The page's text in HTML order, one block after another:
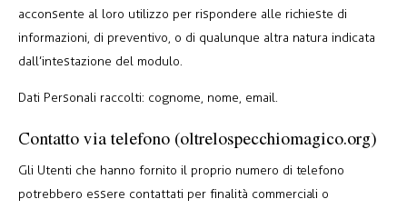
acconsente al loro utilizzo per rispondere alle richieste di
informazioni, di preventivo, o di qualunque altra natura indicata
dall’intestazione del modulo.
Dati Personali raccolti: cognome, nome, email.
Contatto via telefono (oltrelospecchiomagico.org)
Gli Utenti che hanno fornito il proprio numero di telefono
potrebbero essere contattati per finalità commerciali o